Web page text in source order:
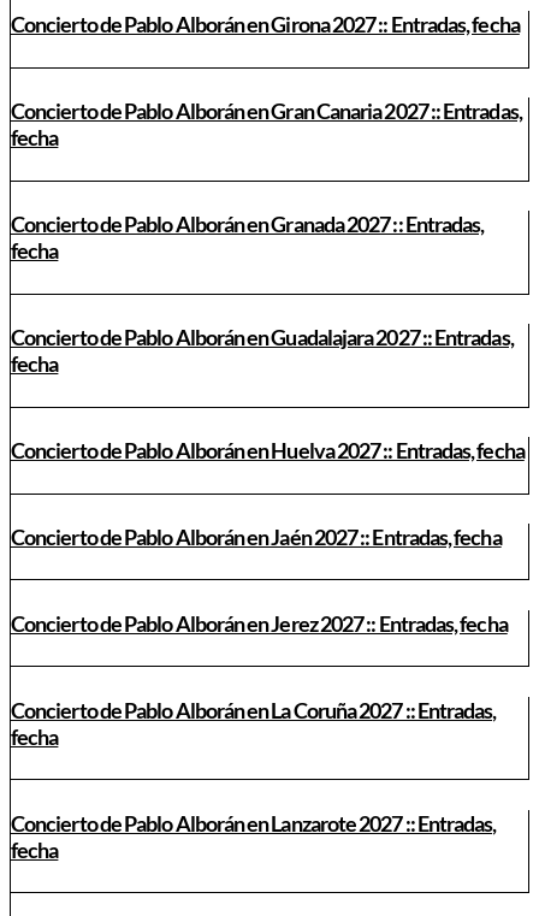
Concierto de Pablo Alborán en Girona 2027 :: Entradas, fecha
Concierto de Pablo Alborán en Gran Canaria 2027 :: Entradas,
fecha
Concierto de Pablo Alborán en Granada 2027 :: Entradas,
fecha
Concierto de Pablo Alborán en Guadalajara 2027 :: Entradas,
fecha
Concierto de Pablo Alborán en Huelva 2027 :: Entradas, fecha
Concierto de Pablo Alborán en Jaén 2027 :: Entradas, fecha
Concierto de Pablo Alborán en Jerez 2027 :: Entradas, fecha
Concierto de Pablo Alborán en La Coruña 2027 :: Entradas,
fecha
Concierto de Pablo Alborán en Lanzarote 2027 :: Entradas,
fecha